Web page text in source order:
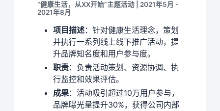
“健康生活，从XX开始”主题活动 | 2021年5月 -
2021年8月
项目描述：针对健康生活理念，策划
并执行一系列线上线下推广活动，提
升品牌知名度和用户参与度。
职责：负责活动策划、资源协调、执
行监控和效果评估。
成果：活动吸引超过10万用户参与，
品牌曝光量提升30%，获得公司内部